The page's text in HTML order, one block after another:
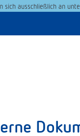
ausschließlich an